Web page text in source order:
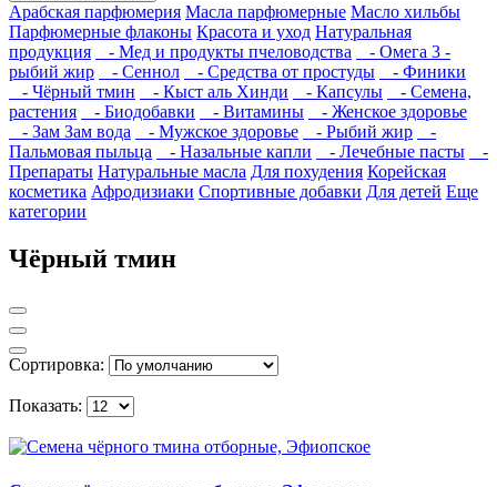
Арабская парфюмерия Масла парфюмерные Масло хильбы
Парфюмерные флаконы Красота и уход Натуральная
продукция
- Мед и продукты пчеловодства
- Омега 3 -
рыбий жир
- Сеннол - Средства от простуды
- Финики
- Чёрный тмин
- Кыст аль Хинди - Капсулы
- Семена,
растения
- Биодобавки - Витамины
- Женское здоровье
- Зам Зам вода
- Мужское здоровье - Рыбий жир
-
Пальмовая пыльца
- Назальные капли - Лечебные пасты
-
Препараты Натуральные масла Для похудения Корейская
косметика Афродизиаки Спортивные добавки Для детей Еще
категории
Чёрный тмин
Сортировка:
Показать: